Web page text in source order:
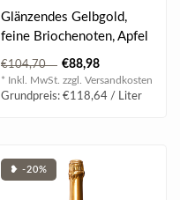
Glänzendes Gelbgold,
feine Briochenoten, Apfel
& Quitte, ein Hauch von
Passions..
€104,70 €88,98
* Inkl. MwSt. zzgl. Versandkosten
Grundpreis: €118,64 / Liter
❥ -20%